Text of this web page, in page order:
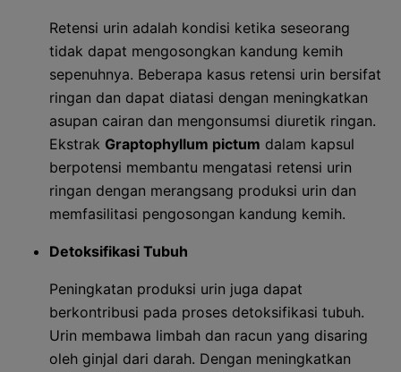
Retensi urin adalah kondisi ketika seseorang
tidak dapat mengosongkan kandung kemih
sepenuhnya. Beberapa kasus retensi urin bersifat
ringan dan dapat diatasi dengan meningkatkan
asupan cairan dan mengonsumsi diuretik ringan.
Ekstrak Graptophyllum pictum dalam kapsul
berpotensi membantu mengatasi retensi urin
ringan dengan merangsang produksi urin dan
memfasilitasi pengosongan kandung kemih.
Detoksifikasi Tubuh
Peningkatan produksi urin juga dapat
berkontribusi pada proses detoksifikasi tubuh.
Urin membawa limbah dan racun yang disaring
oleh ginjal dari darah. Dengan meningkatkan